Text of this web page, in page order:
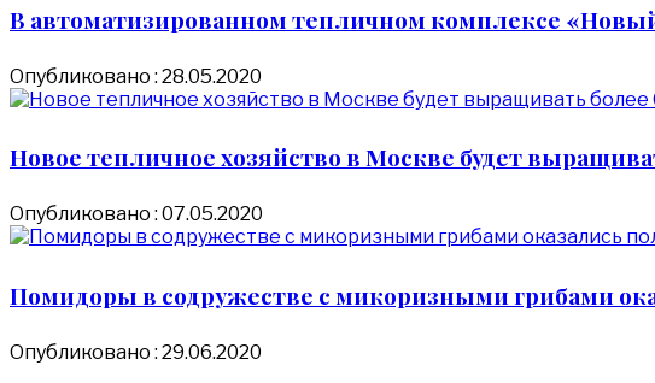
В автоматизированном тепличном комплексе
Опубликовано : 28.05.2020
Новое тепличное хозяйство в Москве будет
Опубликовано : 07.05.2020
Помидоры в содружестве с микоризными грибами
Опубликовано : 29.06.2020